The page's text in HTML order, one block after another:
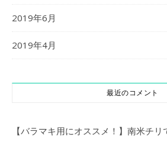
2019年6月
2019年4月
最近のコメント
【バラマキ用にオススメ！】南米チ